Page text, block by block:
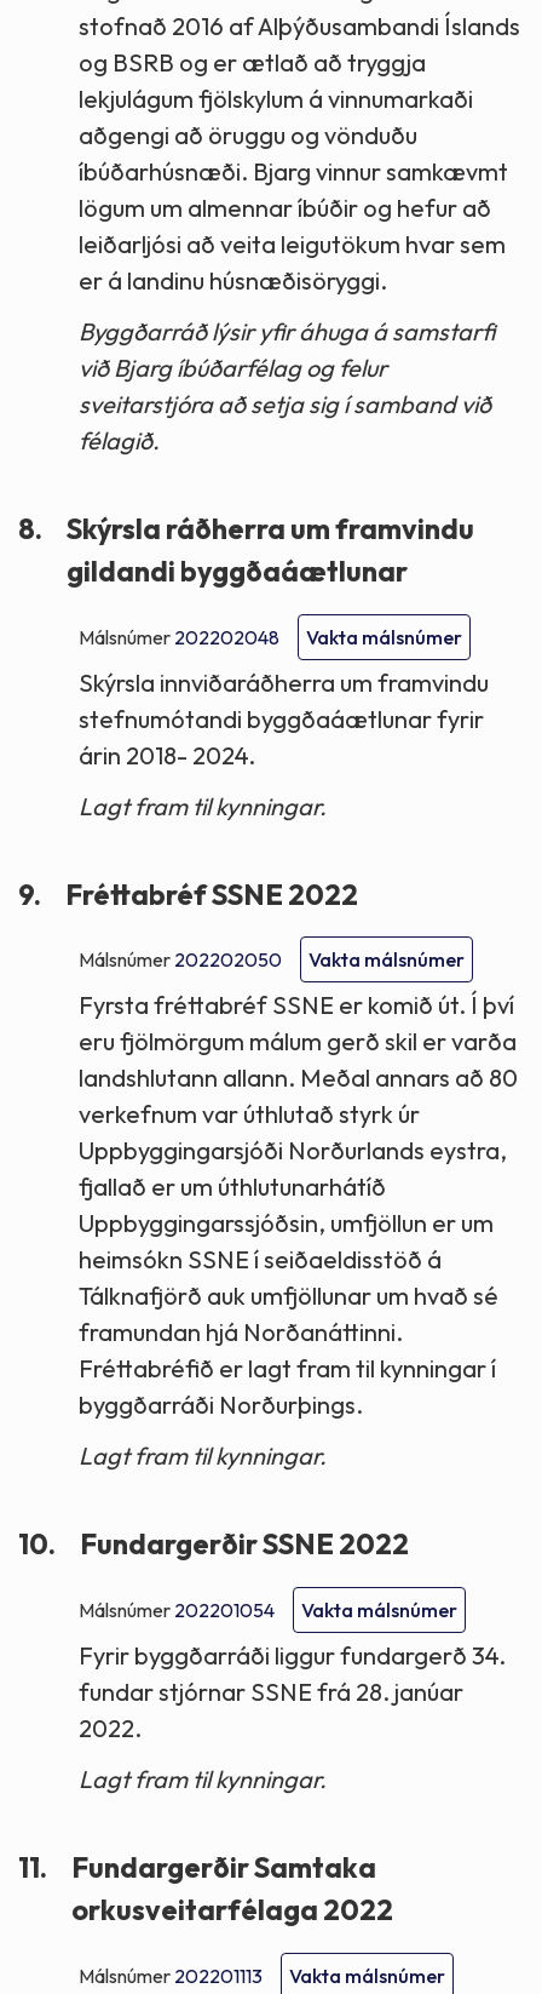
stofnað 2016 af Alþýðusambandi Íslands
og BSRB og er ætlað að tryggja
lekjulágum fjölskylum á vinnumarkaði
aðgengi að öruggu og vönduðu
íbúðarhúsnæði. Bjarg vinnur samkævmt
lögum um almennar íbúðir og hefur að
leiðarljósi að veita leigutökum hvar sem
er á landinu húsnæðisöryggi.
Byggðarráð lýsir yfir áhuga á samstarfi
við Bjarg íbúðarfélag og felur
sveitarstjóra að setja sig í samband við
félagið.
8.
Skýrsla ráðherra um framvindu
gildandi byggðaáætlunar
Málsnúmer 202202048 Vakta málsnúmer
Skýrsla innviðaráðherra um framvindu
stefnumótandi byggðaáætlunar fyrir
árin 2018- 2024.
Lagt fram til kynningar.
9. Fréttabréf SSNE 2022
Málsnúmer 202202050 Vakta málsnúmer
Fyrsta fréttabréf SSNE er komið út. Í því
eru fjölmörgum málum gerð skil er varða
landshlutann allann. Meðal annars að 80
verkefnum var úthlutað styrk úr
Uppbyggingarsjóði Norðurlands eystra,
fjallað er um úthlutunarhátíð
Uppbyggingarssjóðsin, umfjöllun er um
heimsókn SSNE í seiðaeldisstöð á
Tálknafjörð auk umfjöllunar um hvað sé
framundan hjá Norðanáttinni.
Fréttabréfið er lagt fram til kynningar í
byggðarráði Norðurþings.
Lagt fram til kynningar.
10. Fundargerðir SSNE 2022
Málsnúmer 202201054 Vakta málsnúmer
Fyrir byggðarráði liggur fundargerð 34.
fundar stjórnar SSNE frá 28. janúar
2022.
Lagt fram til kynningar.
11.
Fundargerðir Samtaka
orkusveitarfélaga 2022
Málsnúmer 202201113 Vakta málsnúmer